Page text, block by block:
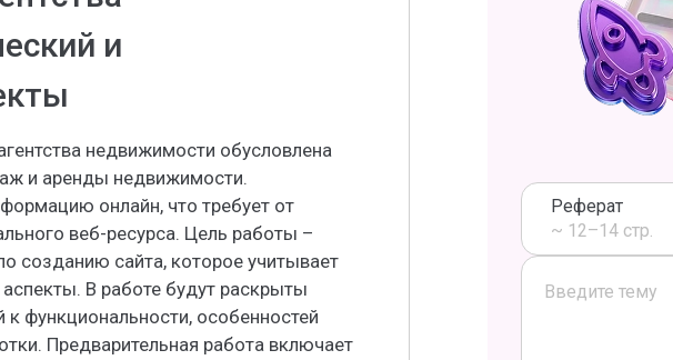
и
недвижимости обусловлена
и аренды недвижимости.
онлайн, что требует от
веб-ресурса. Цель работы –
созданию сайта, которое учитывает
В работе будут раскрыты
функциональности, особенностей
Предварительная работа включает
Реферат
~ 12–14 стр.